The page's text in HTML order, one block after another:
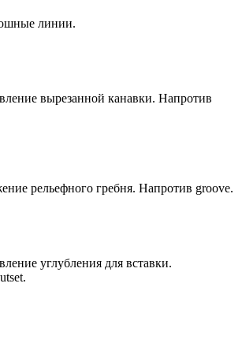
линии.
вырезанной канавки. Напротив
рельефного гребня. Напротив groove.
углубления для вставки.